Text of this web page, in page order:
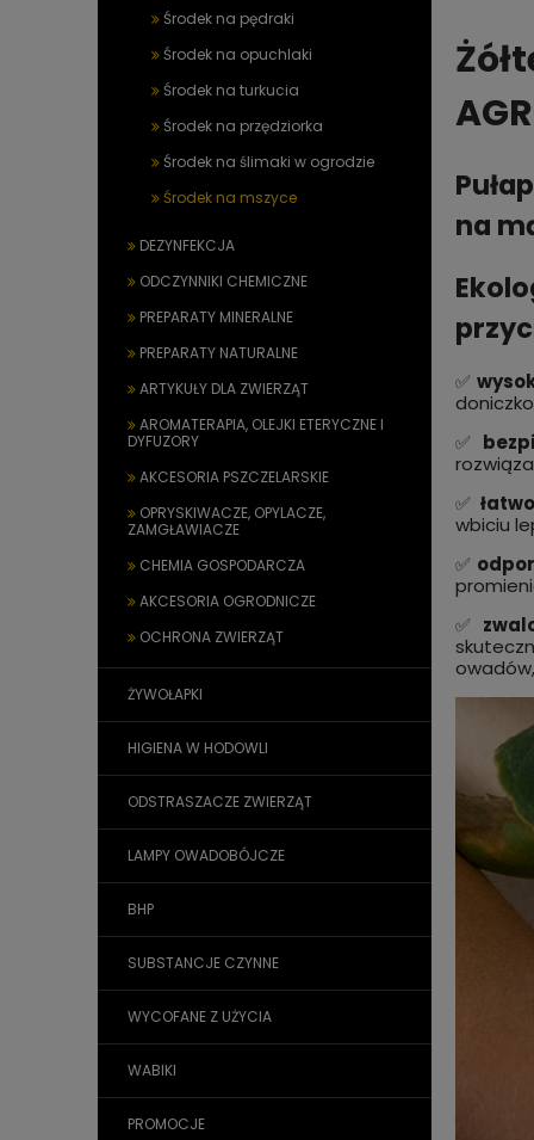
Środek na pędraki
Środek na opuchlaki
Środek na turkucia
Środek na przędziorka
Środek na ślimaki w ogrodzie
Środek na mszyce
DEZYNFEKCJA
ODCZYNNIKI CHEMICZNE
PREPARATY MINERALNE
PREPARATY NATURALNE
ARTYKUŁY DLA ZWIERZĄT
AROMATERAPIA, OLEJKI ETERYCZNE I
DYFUZORY
AKCESORIA PSZCZELARSKIE
OPRYSKIWACZE, OPYLACZE,
ZAMGŁAWIACZE
CHEMIA GOSPODARCZA
AKCESORIA OGRODNICZE
OCHRONA ZWIERZĄT
ŻYWOŁAPKI
HIGIENA W HODOWLI
ODSTRASZACZE ZWIERZĄT
LAMPY OWADOBÓJCZE
BHP
SUBSTANCJE CZYNNE
WYCOFANE Z UŻYCIA
WABIKI
PROMOCJE
na
✅
✅
✅
wbiciu
✅
✅